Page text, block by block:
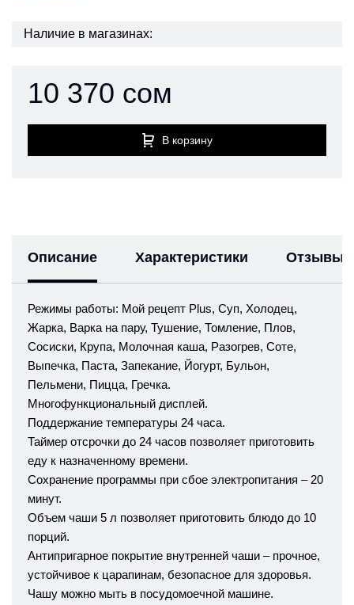
Наличие в магазинах:
10 370 сом
В корзину
Описание Характеристики Отзывы
Режимы работы: Мой рецепт Plus, Суп, Холодец,
Жарка, Варка на пару, Тушение, Томление, Плов,
Сосиски, Крупа, Молочная каша, Разогрев, Соте,
Выпечка, Паста, Запекание, Йогурт, Бульон,
Пельмени, Пицца, Гречка.
Многофункциональный дисплей.
Поддержание температуры 24 часа.
Таймер отсрочки до 24 часов позволяет приготовить
еду к назначенному времени.
Сохранение программы при сбое электропитания – 20
минут.
Объем чаши 5 л позволяет приготовить блюдо до 10
порций.
Антипригарное покрытие внутренней чаши – прочное,
устойчивое к царапинам, безопасное для здоровья.
Чашу можно мыть в посудомоечной машине.